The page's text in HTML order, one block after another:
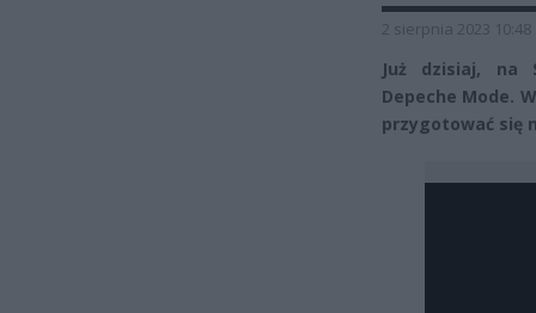
2 sierpnia 2023 10:48
Już dzisiaj, na
Depeche Mode.
przygotować się